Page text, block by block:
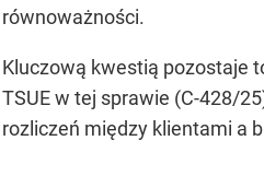
równoważności.
Kluczową kwestią pozostaje
TSUE w tej sprawie (C-428/
rozliczeń między klientami a